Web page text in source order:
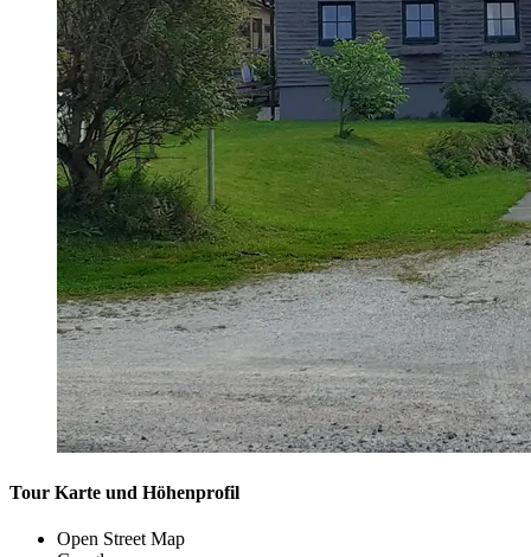
Tour Karte und Höhenprofil
Open Street Map